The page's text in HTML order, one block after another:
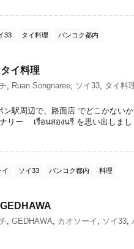
33 タイ料理 バンコク都内
イ料理
, Ruan Songnaree, ソイ33, タイ料
駅周辺で、路面店 でどこかない
リー เรือนสองนรี を思い出しまし
ソイ33 バンコク都内 料理
GEDHAWA
, GEDHAWA, カオソーイ , ソイ33,